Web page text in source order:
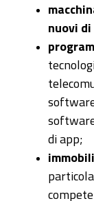
nuovi
di app;